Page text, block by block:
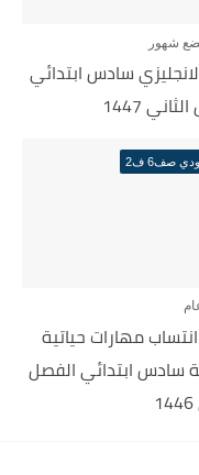
شهور
سادس ابتدائي
1447
صف6 ف2
انتساب مهارات حياتية
سادس ابتدائي الفصل